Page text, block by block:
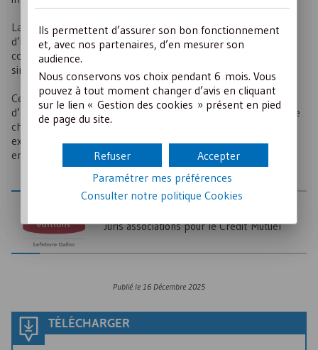
La cour confirme toutefois qu’aucun devoir général
d’information quant à la souscription d’une assurance
complémentaire ne s’impose en présence de clients
simplement occasionnels.
Cet arrêt souligne que le tourisme de loisirs impose
d’anticiper les risques, de dimensionner l’encadrement et de
choisir des parcours adaptés. Faute de respecter ces
exigences, les organisateurs voient leur responsabilité
engagée. La sécurité est primordiale !
Juris associations pour le Crédit Mutuel
Publié le 16 Décembre 2025
TÉLÉCHARGER
Ils permettent d’assurer son bon fonctionnement
et, avec nos partenaires, d’en mesurer son
audience.
Nous conservons vos choix pendant 6 mois. Vous
pouvez à tout moment changer d’avis en cliquant
sur le lien « Gestion des cookies » présent en pied
de page du site.
Accepter
Refuser
Paramétrer mes préférences
Consulter notre politiqueCookies